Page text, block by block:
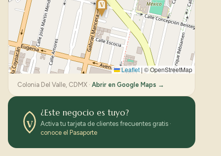
V
Leaflet | © OpenStreetMap
Colonia Del Valle, CDMX · Abrir en Google Maps →
V
¿Este negocio es tuyo?
Activa tu tarjeta de clientes frecuentes gratis ·
conoce el Pasaporte